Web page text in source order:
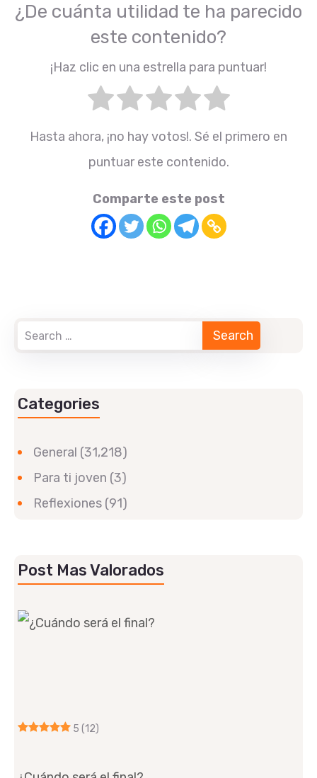
¿De cuánta utilidad te ha parecido
este contenido?
¡Haz clic en una estrella para puntuar!
Hasta ahora, ¡no hay votos!. Sé el primero en
puntuar este contenido.
Comparte este post
Categories
General (31,218)
Para ti joven (3)
Reflexiones (91)
Post Mas Valorados
5 (12)